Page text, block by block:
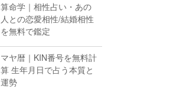
算命学｜相性占い・あの
人との恋愛相性/結婚相性
を無料で鑑定
マヤ暦｜KIN番号を無料計
算 生年月日で占う本質と
運勢